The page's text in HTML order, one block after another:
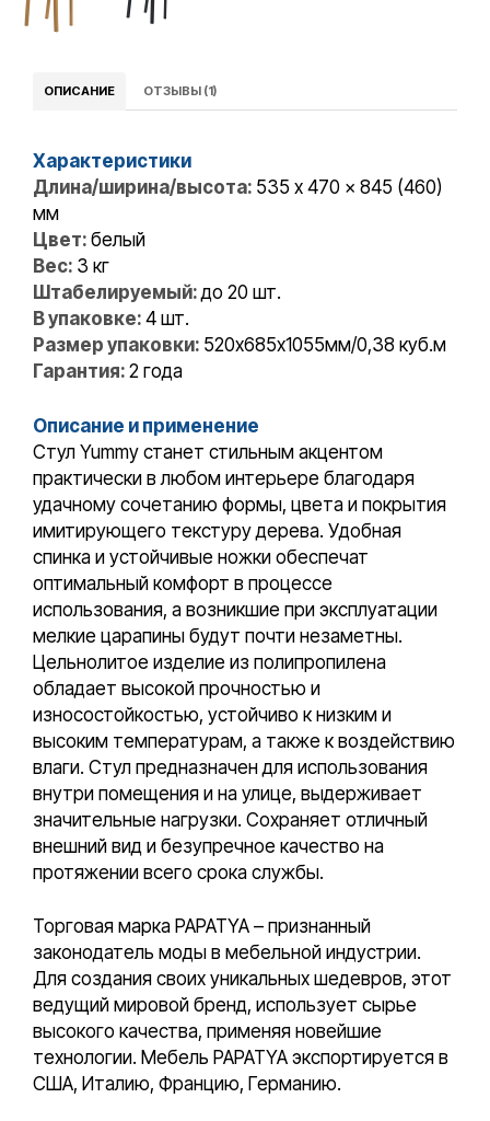
ОПИСАНИЕ ОТЗЫВЫ (1)
Характеристики
Длина/ширина/высота: 535 x 470 x 845 (460)
мм
Цвет: белый
Вес: 3 кг
Штабелируемый:до 20 шт.
В упаковке: 4 шт.
Размер упаковки: 520х685х1055мм/0,38 куб.м
Гарантия: 2 года
Описание и применение
Стул Yummy станет стильным акцентом
практически в любом интерьере благодаря
удачному сочетанию формы, цвета и покрытия
имитирующего текстуру дерева. Удобная
спинка и устойчивые ножки обеспечат
оптимальный комфорт в процессе
использования, а возникшие при эксплуатации
мелкие царапины будут почти незаметны.
Цельнолитое изделие из полипропилена
обладает высокой прочностью и
износостойкостью, устойчиво к низким и
высоким температурам, а также к воздействию
влаги. Стул предназначен для использования
внутри помещения и на улице, выдерживает
значительные нагрузки. Сохраняет отличный
внешний вид и безупречное качество на
протяжении всего срока службы.
Торговая марка PAPATYA – признанный
законодатель моды в мебельной индустрии.
Для создания своих уникальных шедевров, этот
ведущий мировой бренд, использует сырье
высокого качества, применяя новейшие
технологии. Мебель PAPATYA экспортируется в
США, Италию, Францию, Германию.